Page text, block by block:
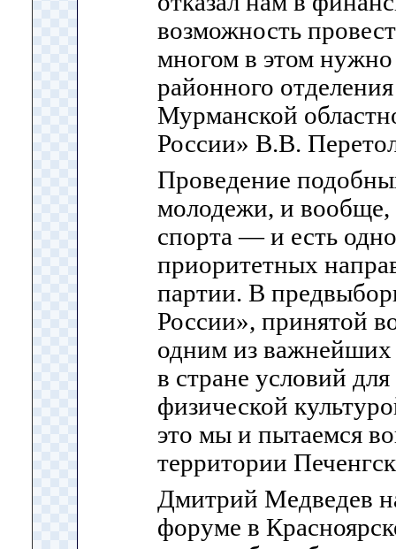
возможность
многом в этом нужно
районного
Мурманской
России» В.В.
Проведение
молодежи, и вообще,
спорта — и есть
приоритетных
партии. В
России», принятой
одним из важнейших
в стране условий
физической
это мы и пытаемся
территории
Дмитрий Медведев
форуме в